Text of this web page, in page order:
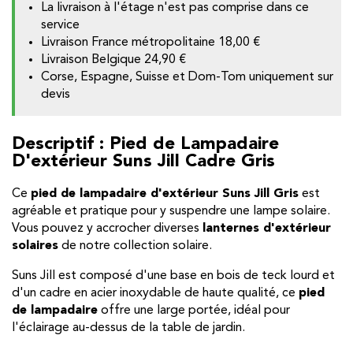
La livraison à l'étage n'est pas comprise dans ce
service
Livraison France métropolitaine 18,00 €
Livraison Belgique 24,90 €
Corse, Espagne, Suisse et Dom-Tom uniquement sur
devis
Descriptif : Pied de Lampadaire
D'extérieur Suns Jill Cadre Gris
Ce pied de lampadaire d'extérieur Suns Jill Gris est
agréable et pratique pour y suspendre une lampe solaire.
Vous pouvez y accrocher diverses
lanternes d'extérieur
solaires de notre collection solaire.
Suns Jill est composé d'une base en bois de teck lourd et
d'un cadre en acier inoxydable de haute qualité, ce pied
de lampadaire offre une large portée, idéal pour
l'éclairage au-dessus de la table de jardin.